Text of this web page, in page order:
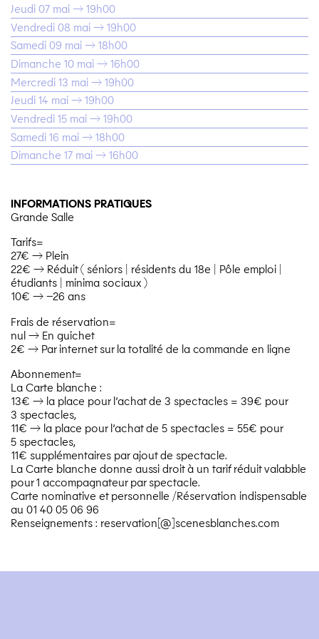
Jeudi 07 mai → 19h00
Vendredi 08 mai → 19h00
Samedi 09 mai → 18h00
Dimanche 10 mai → 16h00
Mercredi 13 mai → 19h00
Jeudi 14 mai → 19h00
Vendredi 15 mai → 19h00
Samedi 16 mai → 18h00
Dimanche 17 mai → 16h00
INFORMATIONS PRATIQUES
Grande Salle
Tarifs=
27€ → Plein
22€ → Réduit ( séniors | résidents du 18e | Pôle emploi |
étudiants | minima sociaux )
10€ → –26 ans
Frais de réservation=
nul → En guichet
2€ → Par internet sur la totalité de la commande en ligne
Abonnement=
La Carte blanche :
13€ → la place pour l’achat de 3 spectacles = 39€ pour
3 spectacles,
11€ → la place pour l’achat de 5 spectacles = 55€ pour
5 spectacles,
11€ supplémentaires par ajout de spectacle.
La Carte blanche donne aussi droit à un tarif réduit valabble
pour 1 accompagnateur par spectacle.
Carte nominative et personnelle /​Réservation indispensable
au 01 40 05 06 96
Renseignements : reservation[@]scenesblanches.com